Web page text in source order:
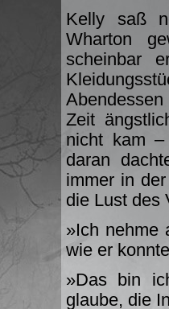
Kelly saß
Wharton
scheinbar
Zeit
nicht kam
daran
immer in
die Lust des
»Ich nehme
wie er
»Das bin
glaube, die